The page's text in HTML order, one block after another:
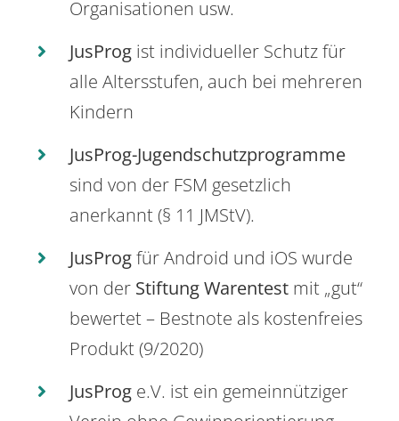
Organisationen usw.
JusProg ist individueller Schutz für
alle Altersstufen, auch bei mehreren
Kindern
JusProg-Jugendschutzprogramme
sind von der FSM gesetzlich
anerkannt (§ 11 JMStV).
JusProgfür Android und iOS wurde
von der Stiftung Warentest mit „gut“
bewertet – Bestnote als kostenfreies
Produkt (9/2020)
JusProg e.V. ist ein gemeinnütziger